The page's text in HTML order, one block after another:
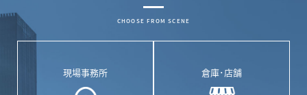
CHOOSE FROM SCENE
現場事務所 倉庫･店舗